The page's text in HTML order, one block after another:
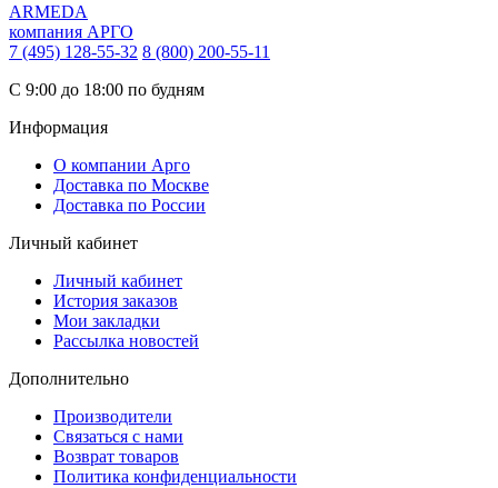
ARMEDA
компания АРГО
7 (495) 128-55-32 8 (800) 200-55-11
С 9:00 до 18:00 по будням
Информация
О компании Арго
Доставка по Москве
Доставка по России
Личный кабинет
Личный кабинет
История заказов
Мои закладки
Рассылка новостей
Дополнительно
Производители
Связаться с нами
Возврат товаров
Политика конфиденциальности